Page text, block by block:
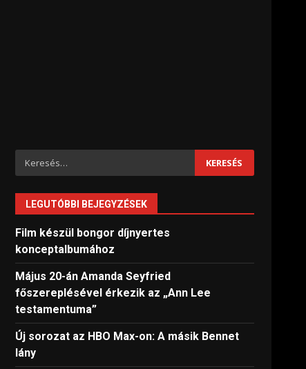
Keresés:
LEGUTÓBBI BEJEGYZÉSEK
Film készül bongor díjnyertes
konceptalbumához
Május 20-án Amanda Seyfried
főszereplésével érkezik az „Ann Lee
testamentuma”
Új sorozat az HBO Max-on: A másik Bennet
lány